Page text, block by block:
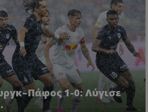
1-0: Λύγισε